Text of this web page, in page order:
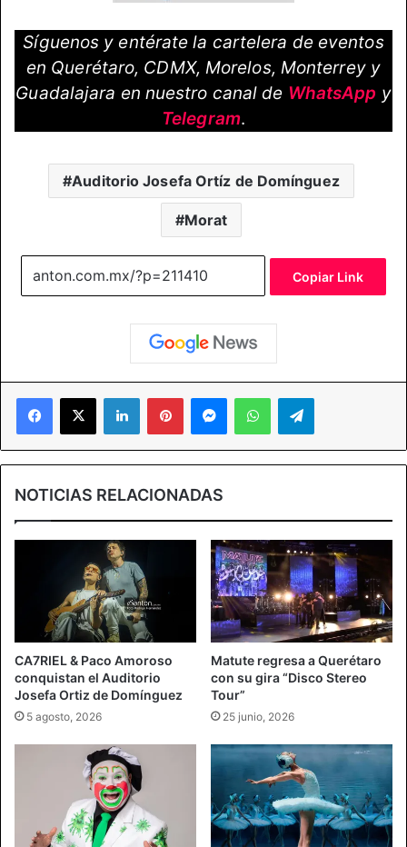
Síguenos y entérate la cartelera de eventos
en Querétaro, CDMX, Morelos, Monterrey y
Guadalajara en nuestro canal de WhatsApp y
Telegram.
Auditorio Josefa Ortíz de Domínguez
Morat
Copiar Link
Facebook
X LinkedInPinterestMessengerWhatsAppTelegram
NOTICIAS RELACIONADAS
CA7RIEL & Paco Amoroso
conquistan el Auditorio
Josefa Ortiz de Domínguez
5 agosto, 2026
Matute regresa a Querétaro
con su gira “Disco Stereo
Tour”
25 junio, 2026